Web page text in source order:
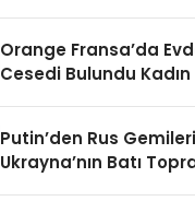
Orange Fransa’da
Cesedi Bulundu
Putin’den Rus
Ukrayna’nın Batı